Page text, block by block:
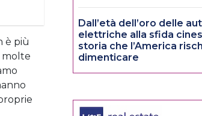
è più
molte
Dall’età dell’oro delle
elettriche alla sfida
storia che l’America
dimenticare